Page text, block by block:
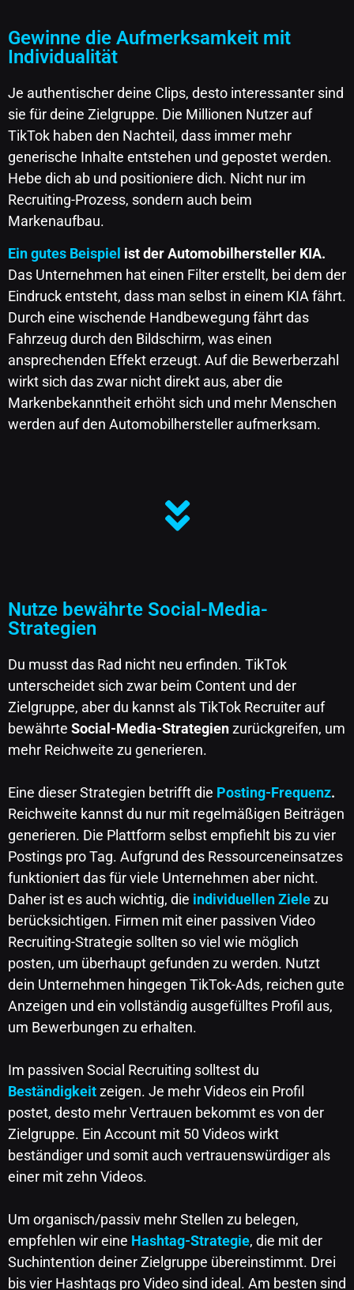
Gewinne die Aufmerksamkeit mit
Individualität
Je authentischer deine Clips, desto interessanter sind
sie für deine Zielgruppe. Die Millionen Nutzer auf
TikTok haben den Nachteil, dass immer mehr
generische Inhalte entstehen und gepostet werden.
Hebe dich ab und positioniere dich. Nicht nur im
Recruiting-Prozess, sondern auch beim
Markenaufbau.
Ein gutes Beispiel ist der Automobilhersteller KIA.
Das Unternehmen hat einen Filter erstellt, bei dem der
Eindruck entsteht, dass man selbst in einem KIA fährt.
Durch eine wischende Handbewegung fährt das
Fahrzeug durch den Bildschirm, was einen
ansprechenden Effekt erzeugt. Auf die Bewerberzahl
wirkt sich das zwar nicht direkt aus, aber die
Markenbekanntheit erhöht sich und mehr Menschen
werden auf den Automobilhersteller aufmerksam.
Nutze bewährte Social-Media-
Strategien
Du musst das Rad nicht neu erfinden. TikTok
unterscheidet sich zwar beim Content und der
Zielgruppe, aber du kannst als TikTok Recruiter auf
bewährte Social-Media-Strategienzurückgreifen, um
mehr Reichweite zu generieren.
Eine dieser Strategien betrifft die Posting-Frequenz.
Reichweite kannst du nur mit regelmäßigen Beiträgen
generieren. Die Plattform selbst empfiehlt bis zu vier
Postings pro Tag. Aufgrund des Ressourceneinsatzes
funktioniert das für viele Unternehmen aber nicht.
Daher ist es auch wichtig, die individuellen Zielezu
berücksichtigen. Firmen mit einer passiven Video
Recruiting-Strategie sollten so viel wie möglich
posten, um überhaupt gefunden zu werden. Nutzt
dein Unternehmen hingegen TikTok-Ads, reichen gute
Anzeigen und ein vollständig ausgefülltes Profil aus,
um Bewerbungen zu erhalten.
Im passiven Social Recruiting solltest du
Beständigkeitzeigen. Je mehr Videos ein Profil
postet, desto mehr Vertrauen bekommt es von der
Zielgruppe. Ein Account mit 50 Videos wirkt
beständiger und somit auch vertrauenswürdiger als
einer mit zehn Videos.
Um organisch/passiv mehr Stellen zu belegen,
empfehlen wir eine Hashtag-Strategie, die mit der
Suchintention deiner Zielgruppe übereinstimmt. Drei
bis vier Hashtags pro Video sind ideal. Am besten sind